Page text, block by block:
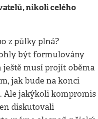
nikoli celého
z půlky plná?
být formulovány
ještě musí projít oběma
jak bude na konci
Ale jakýkoli kompromis
diskutovali